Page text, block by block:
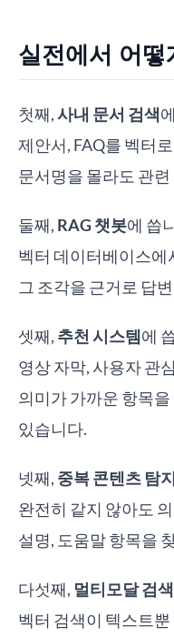
실전에서 어
첫째,사내 문서 검색
제안서, FAQ를 벡터
문서명을 몰라도 관
둘째, RAG 챗봇에 씁
벡터 데이터베이스에
그 조각을 근거로 답
셋째, 추천 시스템에
영상 자막, 사용자 관
의미가 가까운 항목
있습니다.
넷째, 중복 콘텐츠 탐지
완전히 같지 않아도
설명, 도움말 항목을
다섯째, 멀티모달 검색
벡터 검색이 텍스트